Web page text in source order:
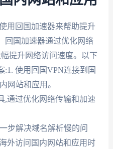
用回国加速器来帮助提升
回国加速器通过优化网络
提升网络访问速度。以下
:1. 使用回国VPN连接到国
网站和应用。
,通过优化网络传输和加速
步解决域名解析慢的问
外访问国内网站和应用时